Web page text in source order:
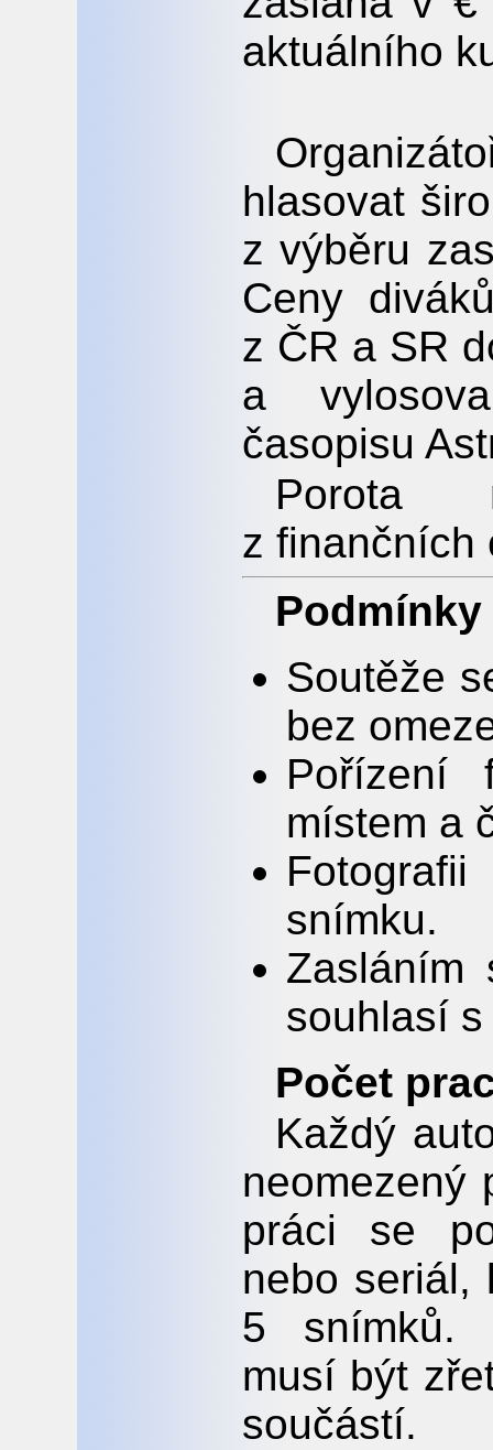
aktuálního
hlasovat
z výběru
Ceny
z ČR a SR
a
časopisu
Porota
z finančních
Soutěže
bez
Pořízení
místem a
snímku.
Zasláním
souhlasí
Počet
Každý
neomezený
práci se
nebo seriál,
5 snímků.
musí být
součástí.